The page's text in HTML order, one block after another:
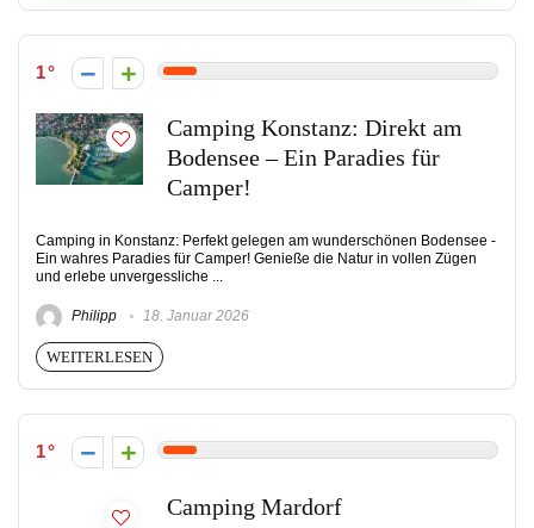
1
Camping Konstanz: Direkt am
Bodensee – Ein Paradies für
Camper!
Camping in Konstanz: Perfekt gelegen am wunderschönen Bodensee -
Ein wahres Paradies für Camper! Genieße die Natur in vollen Zügen
und erlebe unvergessliche ...
Philipp 18. Januar 2026
WEITERLESEN
1
Camping Mardorf